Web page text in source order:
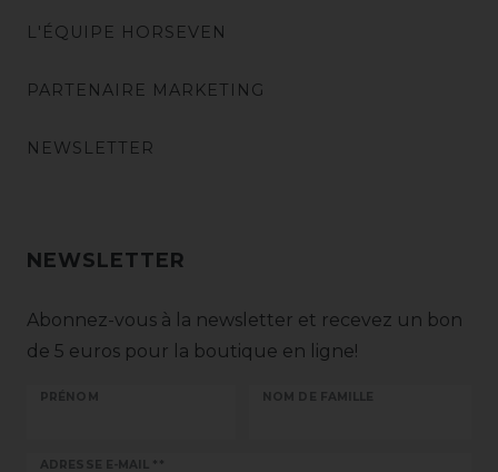
L'ÉQUIPE HORSEVEN
PARTENAIRE MARKETING
NEWSLETTER
NEWSLETTER
Abonnez-vous à la newsletter et recevez un bon
de 5 euros pour la boutique en ligne!
PRÉNOM NOM DE FAMILLE
ADRESSE E-MAIL **
Ceres::Template.newsletterHoneypotLabel